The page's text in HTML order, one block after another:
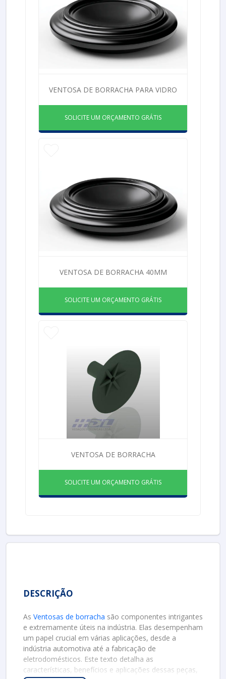
VENTOSA DE BORRACHA PARA VIDRO
SOLICITE UM ORÇAMENTO GRÁTIS
VENTOSA DE BORRACHA 40MM
SOLICITE UM ORÇAMENTO GRÁTIS
VENTOSA DE BORRACHA
SOLICITE UM ORÇAMENTO GRÁTIS
DESCRIÇÃO
As Ventosas de borracha são componentes intrigantes
e extremamente úteis na indústria. Elas desempenham
um papel crucial em várias aplicações, desde a
indústria automotiva até a fabricação de
eletrodomésticos. Este texto detalha as
características, benefícios e aplicações dessas peças,